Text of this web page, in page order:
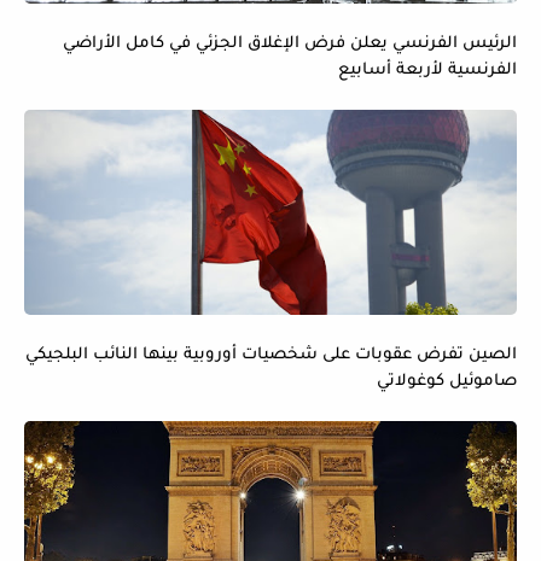
الرئيس الفرنسي يعلن فرض الإغلاق الجزئي في كامل الأراضي
الفرنسية لأربعة أسابيع
الصين تفرض عقوبات على شخصيات أوروبية بينها النائب البلجيكي
صاموئيل كوغولاتي